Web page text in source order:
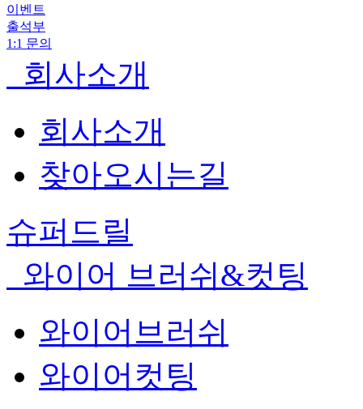
이벤트
출석부
1:1 문의
회사소개
회사소개
찾아오시는길
슈퍼드릴
와이어 브러쉬&컷팅
와이어브러쉬
와이어컷팅